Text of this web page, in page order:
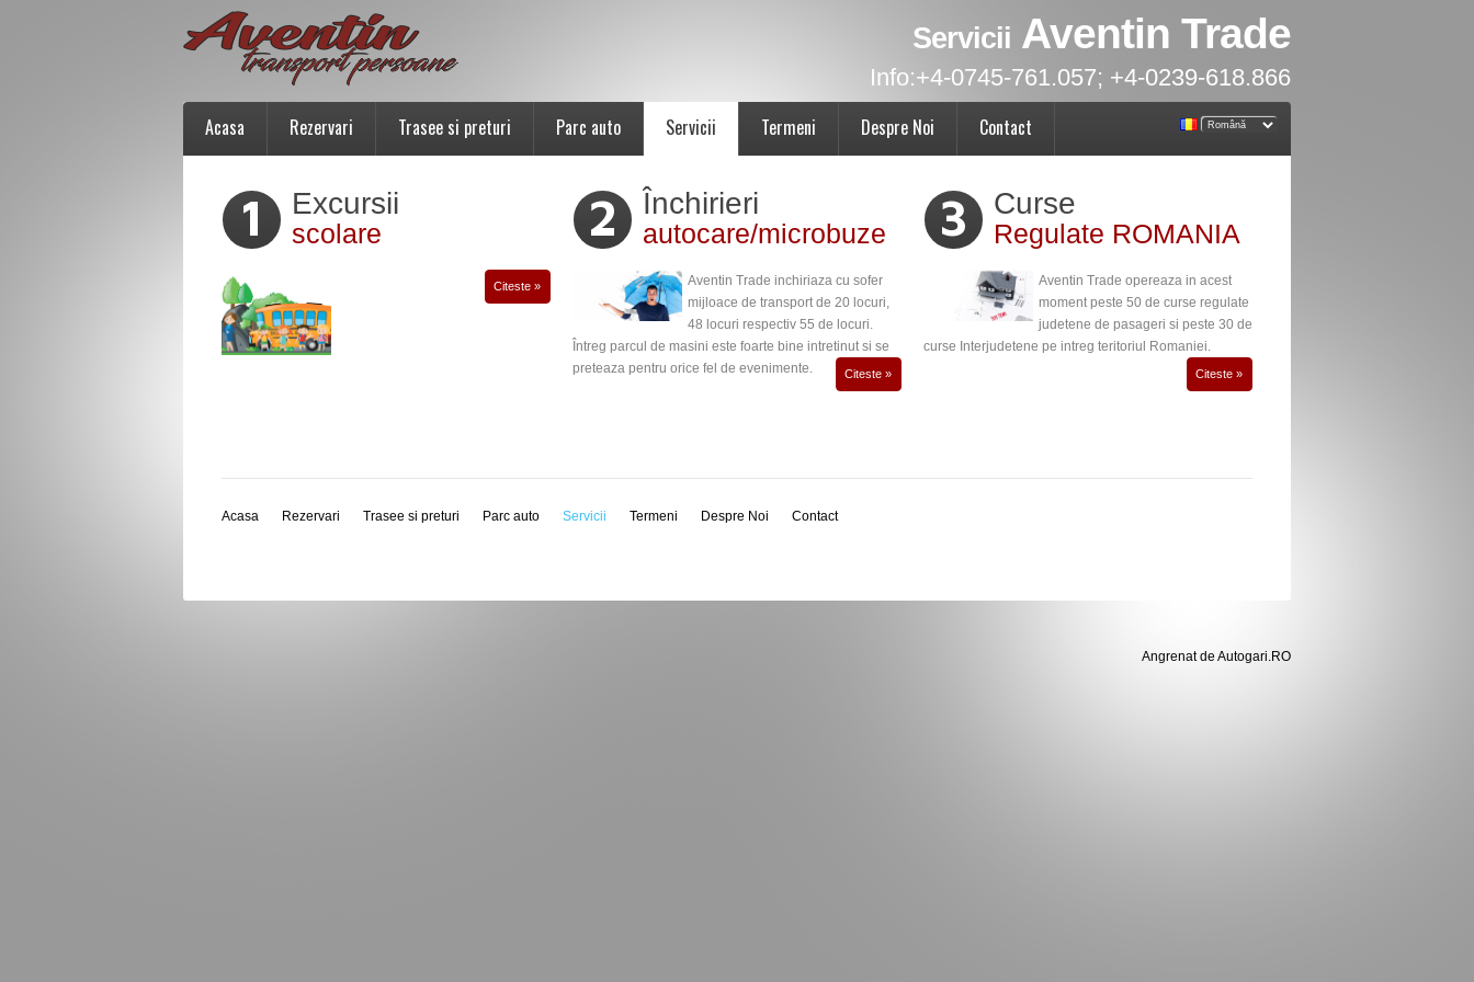
Servicii Aventin Trade
Info:+4-0745-761.057; +4-0239-618.866
Acasa Rezervari Trasee si preturi Parc auto Servicii Termeni Despre Noi Contact
1 Excursii
scolare
Citeste »
2 Închirieri
autocare/microbuze
Aventin Trade inchiriaza cu sofer
mijloace de transport de 20 locuri,
48 locuri respectiv 55 de locuri.
Întreg parcul de masini este foarte bine intretinut si se
preteaza pentru orice fel de evenimente.
Citeste »
3 Curse
Regulate ROMANIA
Aventin Trade opereaza in acest
moment peste 50 de curse regulate
judetene de pasageri si peste 30 de
curse Interjudetene pe intreg teritoriul Romaniei.
Citeste »
Acasa Rezervari Trasee si preturi Parc auto Servicii Termeni Despre Noi Contact
Angrenat de Autogari.RO